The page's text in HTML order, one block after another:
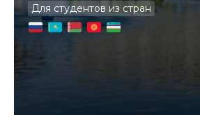
Для студентов из стран